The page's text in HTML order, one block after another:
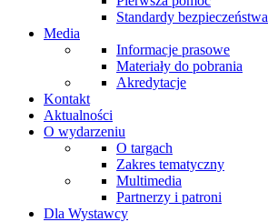
Standardy bezpieczeństwa
Media
Informacje prasowe
Materiały do pobrania
Akredytacje
Kontakt
Aktualności
O wydarzeniu
O targach
Zakres tematyczny
Multimedia
Partnerzy i patroni
Dla Wystawcy